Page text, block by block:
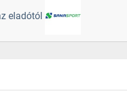
eladótól